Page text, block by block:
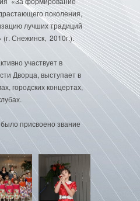
поколения,
лучших традиций
(г. Снежинск, 2010г.).
участвует в
Дворца, выступает в
городских концертах,
было присвоено звание